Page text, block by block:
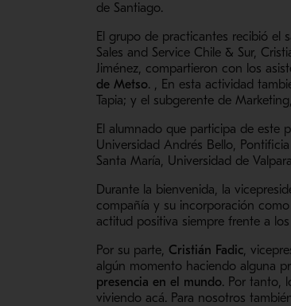
de Santiago.
El grupo de practicantes recibió el
Sales and Service Chile & Sur,
Jiménez, compartieron con los
de Metso. , En esta actividad
Tapia; y el subgerente de
El alumnado que participa de este
Universidad Andrés Bello,
Santa María, Universidad de
Durante la bienvenida, la
compañía y su incorporación
actitud positiva siempre frente a
Por su parte, Cristián Fadic,
algún momento haciendo alguna
presencia en el mundo. Por tanto,
viviendo acá. Para nosotros